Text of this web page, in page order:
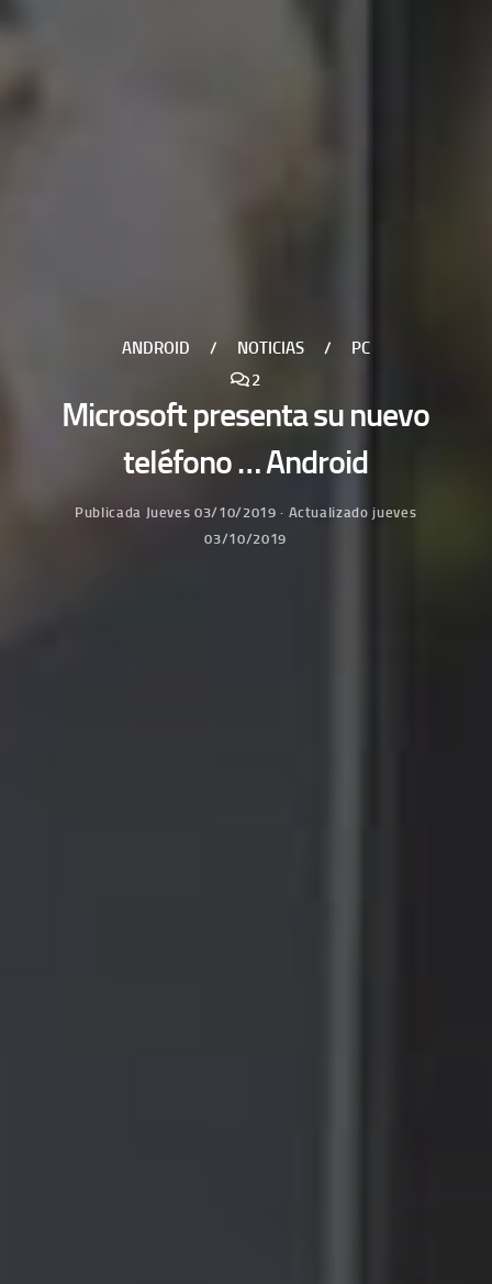
ANDROID / NOTICIAS /
PC
2
Microsoft presenta su nuevo
teléfono … Android
Publicada Jueves 03/10/2019 · Actualizado jueves
03/10/2019